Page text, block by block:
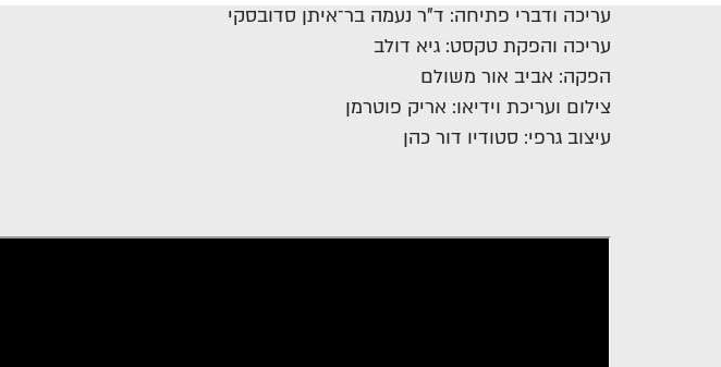
עריכה ודברי פתיחה: ד"ר נעמה בר־איתן סדובסקי
עריכה והפקת טקסט: גיא דולב
הפקה: אביב אור משולם
צילום ועריכת וידיאו: אריק פוטרמן
עיצוב גרפי: סטודיו דור כהן